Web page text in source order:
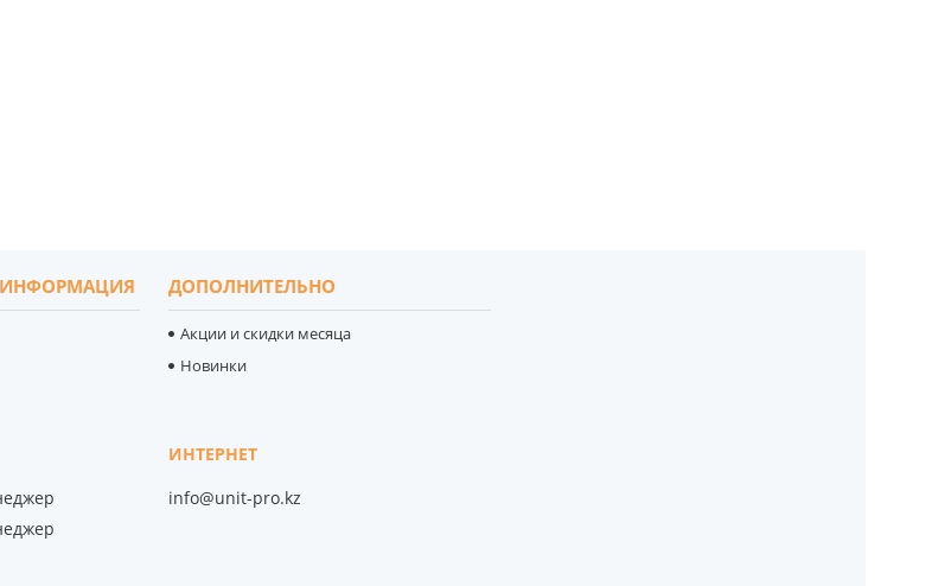
ДОПОЛНИТЕЛЬНО
Акции и скидки месяца
Новинки
info@unit-pro.kz